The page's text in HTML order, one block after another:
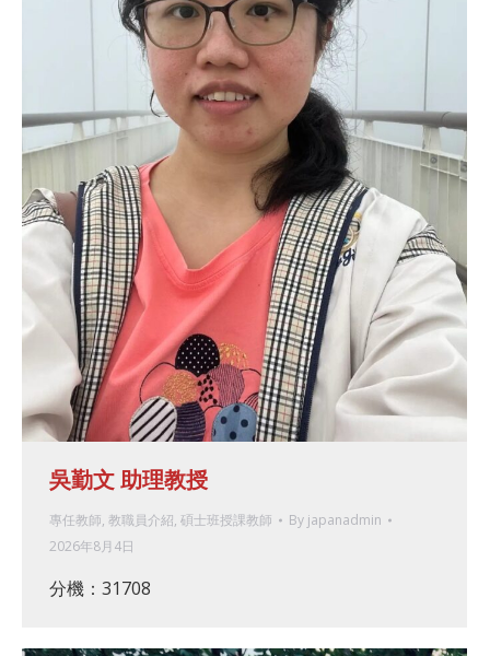
吳勤文 助理教授
專任教師, 教職員介紹, 碩士班授課教師 By japanadmin
2026年8月4日
分機：31708